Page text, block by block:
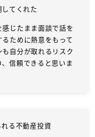
てくれた
じたまま面談で話を
ために熱意をもって
自分が取れるリスク
信頼できると思いま
る不動産投資